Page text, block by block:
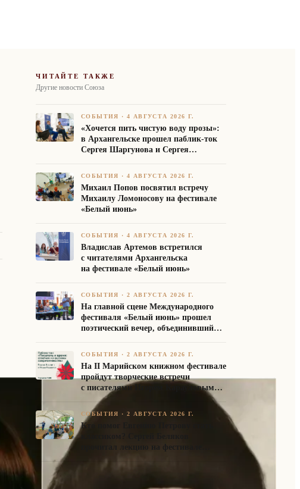
ЧИТАЙТЕ ТАКЖЕ
Другие новости Союза
СОБЫТИЯ ·4 АВГУСТА 2026 Г.
«Хочется пить чистую воду прозы»:
в Архангельске прошел паблик-ток
Сергея Шаргунова и Сергея
СОБЫТИЯ ·4 АВГУСТА 2026 Г.
Михаил Попов посвятил встречу
Михаилу Ломоносову на фестивале
«Белый июнь»
СОБЫТИЯ ·4 АВГУСТА 2026 Г.
Владислав Артемов встретился
с читателями Архангельска
на фестивале «Белый июнь»
СОБЫТИЯ ·2 АВГУСТА 2026 Г.
На главной сцене Международного
фестиваля «Белый июнь» прошел
поэтический вечер, объединивший
СОБЫТИЯ ·2 АВГУСТА 2026 Г.
На II Марийском книжном фестивале
пройдут творческие встречи
с писателями Игорем Карауловым
и Платоном Бесединым
СОБЫТИЯ ·2 АВГУСТА 2026 Г.
Кто помог Евгению Петрову стать
классиком? Сергей Беляков
прочитал лекцию на фестивале
«Белый июнь»